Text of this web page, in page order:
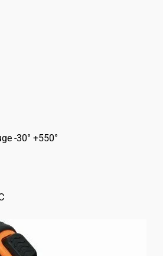
-30° +550°